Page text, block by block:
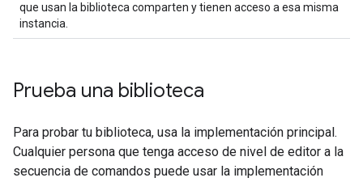
que usan la biblioteca comparten y tienen acceso a esa misma
instancia.
Prueba una biblioteca
Para probar tu biblioteca, usa la implementación principal.
Cualquier persona que tenga acceso de nivel de editor a la
secuencia de comandos puede usar la implementación